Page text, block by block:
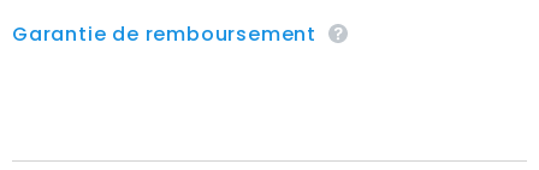
Garantie de remboursement